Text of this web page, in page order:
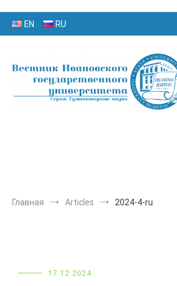
EN RU
государственного
Главная Articles 2024-4-ru
17.12.2024